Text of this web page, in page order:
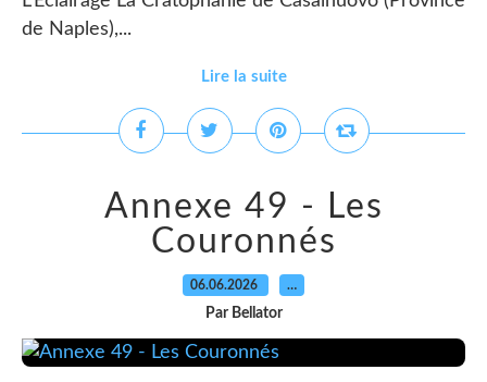
de Naples),...
Lire la suite
Annexe 49 - Les
Couronnés
06.06.2026 …
Par Bellator